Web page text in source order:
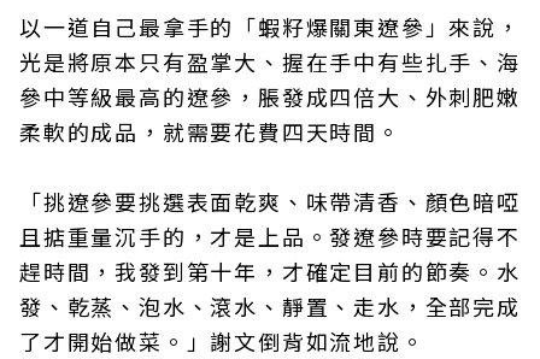
以一道自己最拿手的「蝦籽爆關東遼參」來說，
光是將原本只有盈掌大、握在手中有些扎手、海
參中等級最高的遼參，脹發成四倍大、外刺肥嫩
柔軟的成品，就需要花費四天時間。
「挑遼參要挑選表面乾爽、味帶清香、顏色暗啞
且掂重量沉手的，才是上品。發遼參時要記得不
趕時間，我發到第十年，才確定目前的節奏。水
發、乾蒸、泡水、滾水、靜置、走水，全部完成
了才開始做菜。」謝文倒背如流地說。